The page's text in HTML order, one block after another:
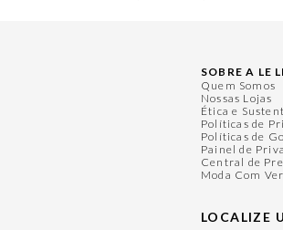
SOBRE A LE
Quem Somos
Nossas Lojas
Ética e
Políticas de
Políticas de
Painel de
Central de
Moda Com
LOCALIZE